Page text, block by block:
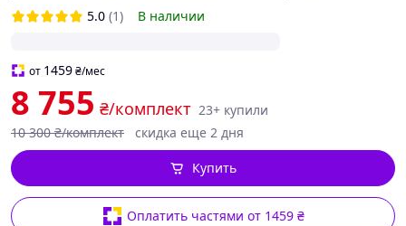
5.0 (1) В наличии
от 1459₴/мес
8 755 ₴/комплект 23+ купили
10 300 ₴/комплект скидка еще 2 дня
Оплатить частями от 1459 ₴
Купить